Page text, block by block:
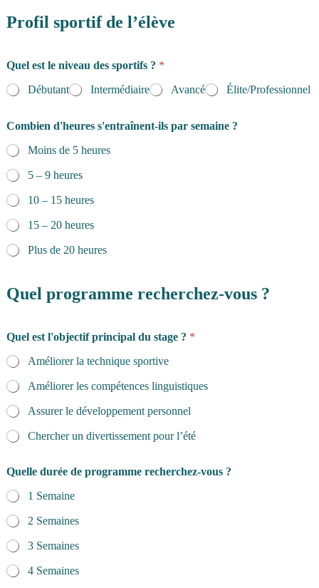
Profil sportif de l’élève
Quel est le niveau des sportifs ? *
Débutant
Intermédiaire Avancé Élite/Professionnel
Combien d'heures s'entraînent-ils par semaine ?
Moins de 5 heures
5 – 9 heures
10 – 15 heures
15 – 20 heures
Plus de 20 heures
Quel programme recherchez-vous ?
Quel est l'objectif principal du stage ? *
Améliorer la technique sportive
Améliorer les compétences linguistiques
Assurer le développement personnel
Chercher un divertissement pour l’été
Quelle durée de programme recherchez-vous ?
1 Semaine
2 Semaines
3 Semaines
4 Semaines